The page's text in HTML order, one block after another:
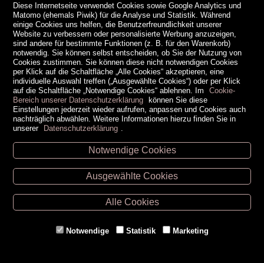
Unsere Öffnungszeiten
Retz -02942/20433
Hollabrunn -02952/30057
Eggenburg -02984/3836
Gmünd -
Diese Internetseite verwendet Cookies sowie Google Analytics und
Matomo (ehemals Piwik) für die Analyse und Statistik. Während
einige Cookies uns helfen, die Benutzerfreundlichkeit unserer
Website zu verbessern oder personalisierte Werbung anzuzeigen,
sind andere für bestimmte Funktionen (z. B. für den Warenkorb)
notwendig. Sie können selbst entscheiden, ob Sie der Nutzung von
Cookies zustimmen. Sie können diese nicht notwendigen Cookies
per Klick auf die Schaltfläche „Alle Cookies“ akzeptieren, eine
individuelle Auswahl treffen („Ausgewählte Cookies“) oder per Klick
auf die Schaltfläche „Notwendige Cookies“ ablehnen. Im
Cookie-
Bereich unserer Datenschutzerklärung können Sie diese
Einstellungen jederzeit wieder aufrufen, anpassen und Cookies auch
nachträglich abwählen. Weitere Informationen hierzu finden Sie in
unserer Datenschutzerklärung
Notwendige Cookies
Ausgewählte Cookies
Alle Cookies
Notwendige Statistik Marketing